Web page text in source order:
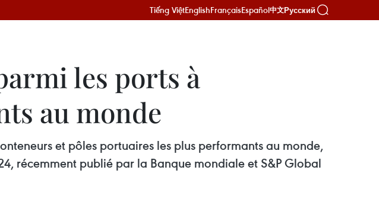
Tiếng ViệtEnglishFrançaisEspañol中文Русский
les ports à
au monde
et pôles portuaires les plus performants au monde,
récemment publié par la Banque mondiale et S&P Global